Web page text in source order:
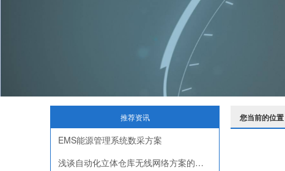
推荐资讯
EMS能源管理系统数采方案
浅谈自动化立体仓库无线网络方案的挑战与落地
您当前的位置